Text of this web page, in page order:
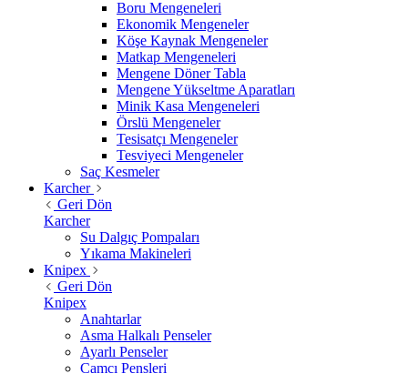
Boru Mengeneleri
Ekonomik Mengeneler
Köşe Kaynak Mengeneler
Matkap Mengeneleri
Mengene Döner Tabla
Mengene Yükseltme Aparatları
Minik Kasa Mengeneleri
Örslü Mengeneler
Tesisatçı Mengeneler
Tesviyeci Mengeneler
Saç Kesmeler
Karcher
Geri Dön
Karcher
Su Dalgıç Pompaları
Yıkama Makineleri
Knipex
Geri Dön
Knipex
Anahtarlar
Asma Halkalı Penseler
Ayarlı Penseler
Camcı Pensleri